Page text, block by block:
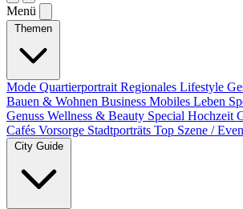
Menü
Themen
Mode Quartierportrait Regionales Lifestyle
Bauen & Wohnen Business Mobiles Leben
Genuss Wellness & Beauty Special Hochzeit
Cafés Vorsorge Stadtporträts Top Szene /
City Guide